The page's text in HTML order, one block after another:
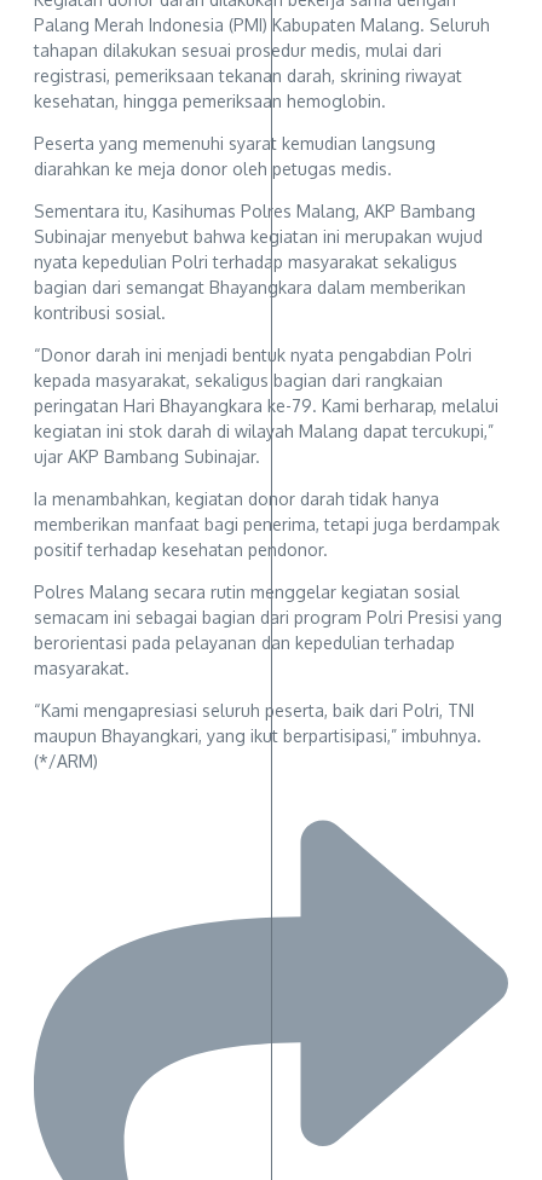
Palang Merah Indonesia (PMI) Kabupaten Malang. Seluruh
tahapan dilakukan sesuai prosedur medis, mulai dari
registrasi, pemeriksaan tekanan darah, skrining riwayat
kesehatan, hingga pemeriksaan hemoglobin.
Peserta yang memenuhi syarat kemudian langsung
diarahkan ke meja donor oleh petugas medis.
Sementara itu, Kasihumas Polres Malang, AKP Bambang
Subinajar menyebut bahwa kegiatan ini merupakan wujud
nyata kepedulian Polri terhadap masyarakat sekaligus
bagian dari semangat Bhayangkara dalam memberikan
kontribusi sosial.
“Donor darah ini menjadi bentuk nyata pengabdian Polri
kepada masyarakat, sekaligus bagian dari rangkaian
peringatan Hari Bhayangkara ke-79. Kami berharap, melalui
kegiatan ini stok darah di wilayah Malang dapat tercukupi,”
ujar AKP Bambang Subinajar.
Ia menambahkan, kegiatan donor darah tidak hanya
memberikan manfaat bagi penerima, tetapi juga berdampak
positif terhadap kesehatan pendonor.
Polres Malang secara rutin menggelar kegiatan sosial
semacam ini sebagai bagian dari program Polri Presisi yang
berorientasi pada pelayanan dan kepedulian terhadap
masyarakat.
“Kami mengapresiasi seluruh peserta, baik dari Polri, TNI
maupun Bhayangkari, yang ikut berpartisipasi,” imbuhnya.
(*/ARM)